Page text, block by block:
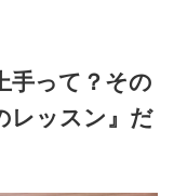
手って？その
レッスン』だ